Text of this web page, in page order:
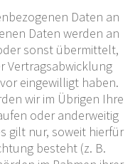
Daten an
Daten werden an
sonst übermittelt,
Vertragsabwicklung
eingewilligt haben.
wir im Übrigen Ihre
oder anderweitig
gilt nur, soweit hierfür
besteht (z. B.